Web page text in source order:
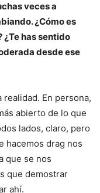
veces a
¿Cómo es
¿Te has sentido
desde ese
En persona,
abierto de lo que
lados, claro, pero
hacemos drag nos
que se nos
que demostrar
ahí.